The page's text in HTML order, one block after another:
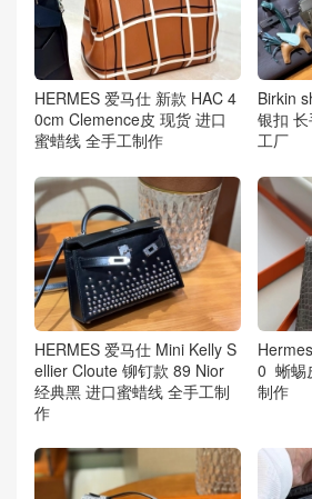
HERMES 爱马仕 新款 HAC 4
0cm Clemence皮 现货 进口
蜜蜡线 全手工制作
Birkin
银扣
工厂
HERMES 爱马仕 Mini Kelly S
ellier Cloute 铆钉款 89 Nior
经典黑 进口蜜蜡线 全手工制
作
0 蜥蜴
制作